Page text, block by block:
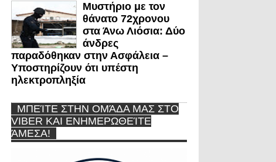
Μυστήριο με τον
θάνατο 72χρονου
στα Άνω Λιόσια: Δύο
άνδρες
παραδόθηκαν στην Ασφάλεια –
Υποστηρίζουν ότι υπέστη
ηλεκτροπληξία
ΜΠΕΊΤΕ ΣΤΗΝ ΟΜΆΔΑ ΜΑΣ ΣΤΟ
VIBER ΚΑΙ ΕΝΗΜΕΡΩΘΕΊΤΕ
ΆΜΕΣΑ!